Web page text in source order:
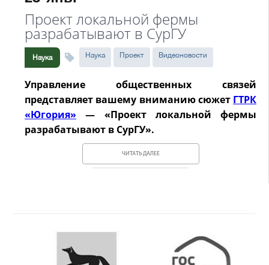
Проект локальной фермы
разрабатывают в СурГУ
Наука Наука Проект Видеоновости
Управление общественных связей
представляет вашему вниманию сюжет ГТРК
«Югория» — «Проект локальной фермы
разрабатывают в СурГУ».
ЧИТАТЬ ДАЛЕЕ